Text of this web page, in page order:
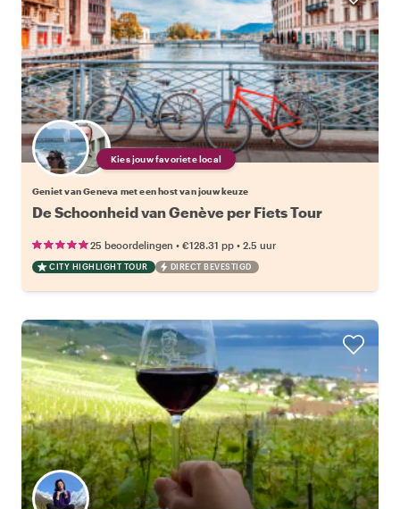
Kies jouw favoriete local
Geniet van Geneva met een host van jouw keuze
De Schoonheid van Genève per Fiets Tour
25 beoordelingen • €128.31 pp • 2.5 uur
CITY HIGHLIGHT TOUR DIRECT BEVESTIGD